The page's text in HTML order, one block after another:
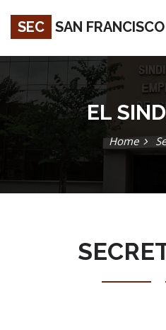
SEC SAN FRANCISCO
EL
Home